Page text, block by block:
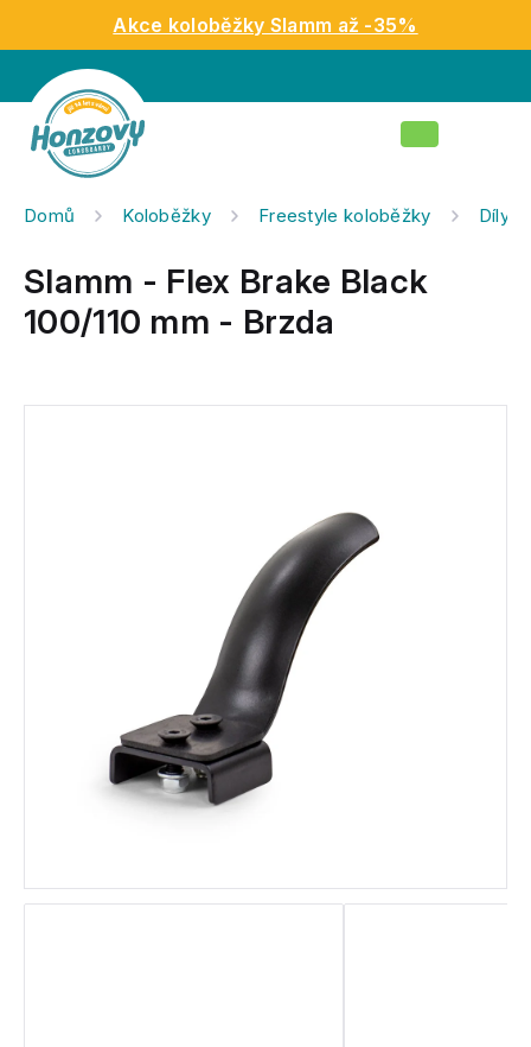
obsah
Akce koloběžky Slamm až -35%
Nákupní
Domů Koloběžky Freestyle koloběžky Díly
Slamm - Flex Brake Black
100/110 mm - Brzda